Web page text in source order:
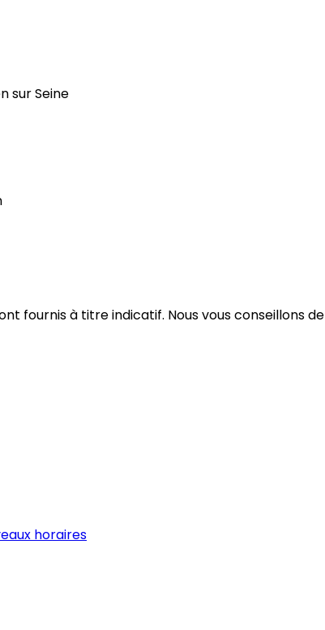
sur Seine
fournis à titre indicatif. Nous vous conseillons de
horaires